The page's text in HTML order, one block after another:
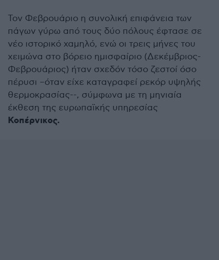
Τον Φεβρουάριο η συνολική επιφάνεια των
πάγων γύρω από τους δύο πόλους έφτασε σε
νέο ιστορικό χαμηλό, ενώ οι τρεις μήνες του
χειμώνα στο βόρειο ημισφαίριο (Δεκέμβριος-
Φεβρουάριος) ήταν σχεδόν τόσο ζεστοί όσο
πέρυσι –όταν είχε καταγραφεί ρεκόρ υψηλής
θερμοκρασίας--, σύμφωνα με τη μηνιαία
έκθεση της ευρωπαϊκής υπηρεσίας
Κοπέρνικος.